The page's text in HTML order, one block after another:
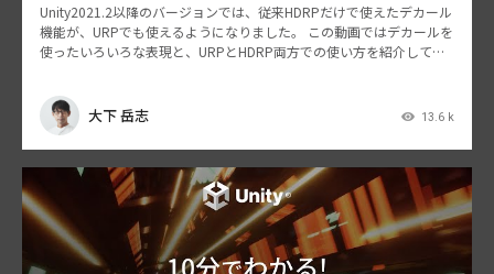
Unity2021.2以降のバージョンでは、従来HDRPだけで使えたデカール
機能が、URPでも使えるようになりました。 この動画ではデカールを
使ったいろいろな表現と、URPとHDRP両方での使い方を紹介してい
大下 岳志 13.6 k